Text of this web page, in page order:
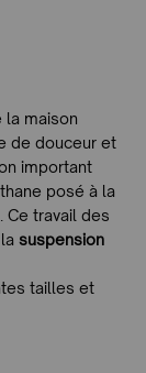
la maison
de douceur et
important
posé à la
Ce travail des
suspension
tailles et